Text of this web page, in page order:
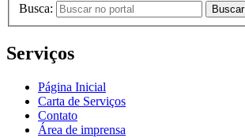
Busca: Buscar
Serviços
Página Inicial
Carta de Serviços
Contato
Área de imprensa